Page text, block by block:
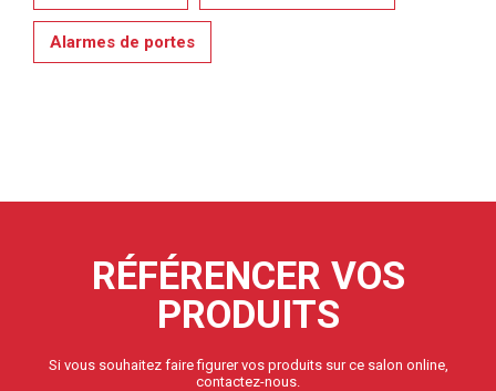
Alarmes de portes
RÉFÉRENCER VOS
PRODUITS
Si vous souhaitez faire figurer vos produits sur ce salon online,
contactez-nous.